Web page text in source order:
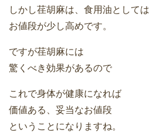
しかし荏胡麻は、食用油としては
お値段が少し高めです。
ですが荏胡麻には
驚くべき効果があるので
これで身体が健康になれば
価値ある、妥当なお値段
ということになりますね。